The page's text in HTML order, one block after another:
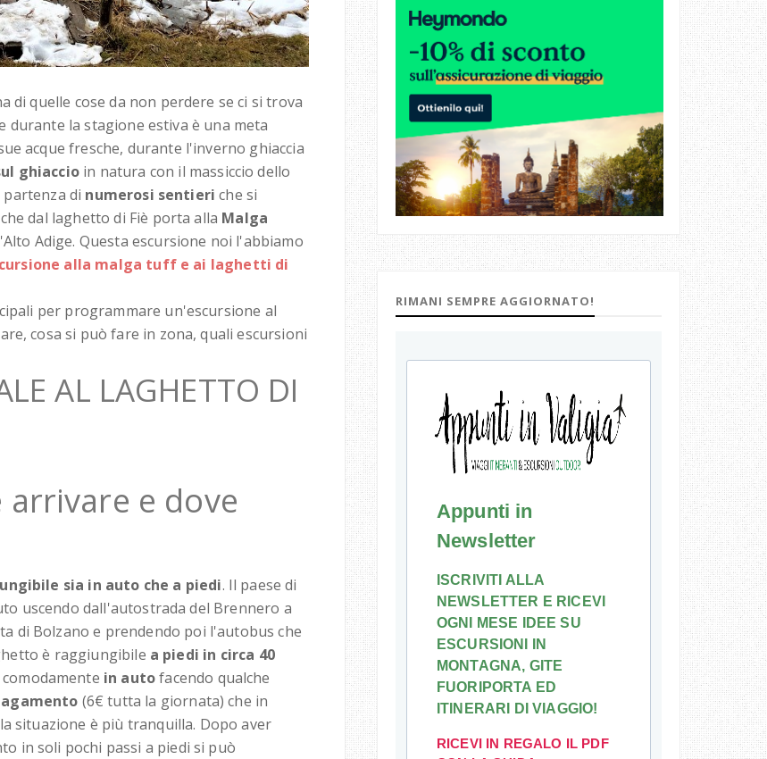
di quelle cose da non perdere se ci si trova
durante la stagione estiva è una meta
acque fresche, durante l'inverno ghiaccia
ghiaccio in natura con il massiccio dello
di numerosi sentieriche si
dal laghetto di Fiè porta alla Malga
Adige. Questa escursione noi l'abbiamo
alla malga tuff e ai laghetti di
per programmare un'escursione al
cosa si può fare in zona, quali escursioni
AL LAGHETTO DI
arrivare e dove
sia in auto che a piedi. Il paese di
uscendo dall'autostrada del Brennero a
di Bolzano e prendendo poi l'autobus che
è raggiungibile a piedi in circa 40
in autofacendo qualche
(6€ tutta la giornata) che in
situazione è più tranquilla. Dopo aver
in soli pochi passi a piedi si può
RIMANI SEMPRE AGGIORNATO!
Appunti in
Newsletter
ISCRIVITI ALLA
NEWSLETTER E RICEVI
OGNI MESE IDEE SU
ESCURSIONI IN
MONTAGNA, GITE
FUORIPORTA ED
ITINERARI DI VIAGGIO!
RICEVI IN REGALO IL PDF